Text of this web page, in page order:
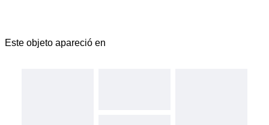
Este objeto apareció en